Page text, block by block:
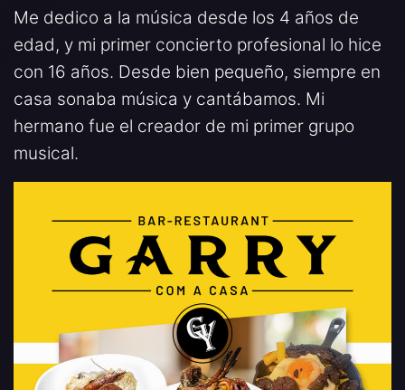
Me dedico a la música desde los 4 años de
edad, y mi primer concierto profesional lo hice
con 16 años. Desde bien pequeño, siempre en
casa sonaba música y cantábamos. Mi
hermano fue el creador de mi primer grupo
musical.